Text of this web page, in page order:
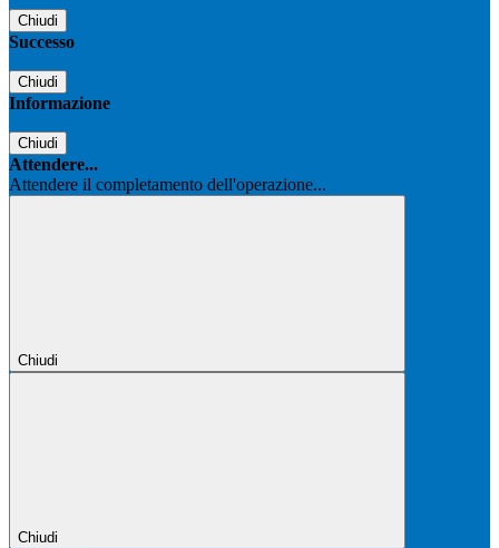
Chiudi
Successo
Chiudi
Informazione
Chiudi
Attendere...
Attendere il completamento dell'operazione...
Chiudi
Chiudi